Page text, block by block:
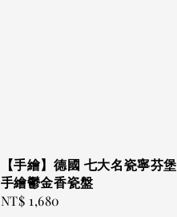
【手繪】德國 七大名瓷寧芬堡
手繪鬱金香瓷盤
Regular
NT$ 1,680